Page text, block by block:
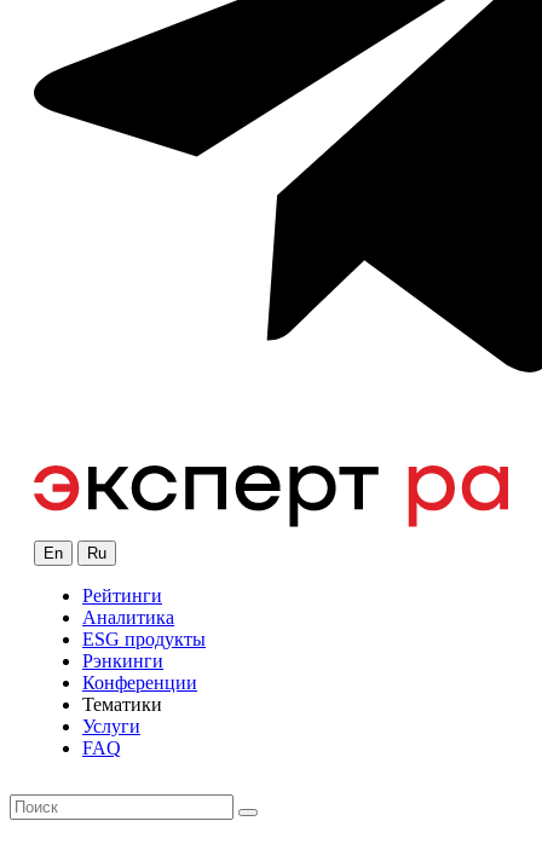
En Ru
Рейтинги
Аналитика
ESG продукты
Рэнкинги
Конференции
Тематики
Услуги
FAQ